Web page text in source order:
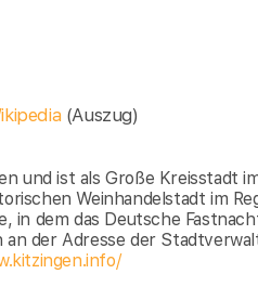
(Auszug)
und ist als Große Kreisstadt
Weinhandelstadt im
in dem das Deutsche
der Adresse der